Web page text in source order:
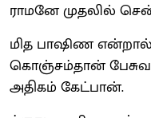
ராமனே முதலில்
மித பாஷிண
கொஞ்சம்தான்
அதிகம் கேட்பான்.